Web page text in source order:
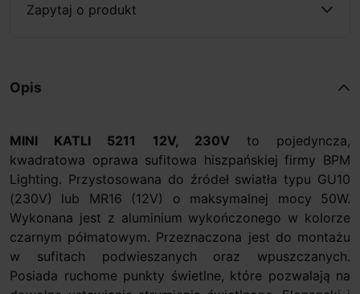
Zapytaj o produkt
Opis
MINI KATLI 5211 12V, 230V to pojedyncza,
kwadratowa oprawa sufitowa hiszpańskiej firmy BPM
Lighting. Przystosowana do źródeł swiatła typu GU10
(230V) lub MR16 (12V) o maksymalnej mocy 50W.
Wykonana jest z aluminium wykończonego w kolorze
czarnym półmatowym. Przeznaczona jest do montażu
w sufitach podwieszanych oraz wpuszczanych.
Posiada ruchome punkty świetlne, które pozwalają na